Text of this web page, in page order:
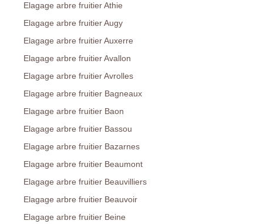
Elagage arbre fruitier Athie
Elagage arbre fruitier Augy
Elagage arbre fruitier Auxerre
Elagage arbre fruitier Avallon
Elagage arbre fruitier Avrolles
Elagage arbre fruitier Bagneaux
Elagage arbre fruitier Baon
Elagage arbre fruitier Bassou
Elagage arbre fruitier Bazarnes
Elagage arbre fruitier Beaumont
Elagage arbre fruitier Beauvilliers
Elagage arbre fruitier Beauvoir
Elagage arbre fruitier Beine